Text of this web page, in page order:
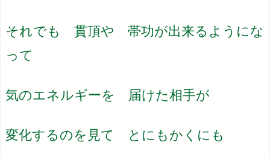
それでも 貫頂や 帯功が出来るようにな
って
気のエネルギーを 届けた相手が
変化するのを見て とにもかくにも